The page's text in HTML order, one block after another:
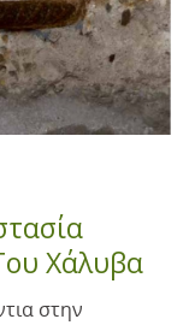
Χάλυβα
στην